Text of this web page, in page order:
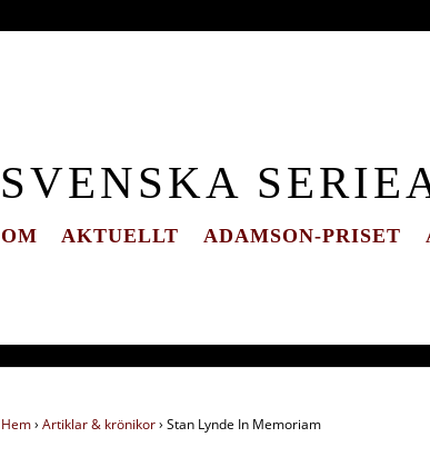
SVENSKA
OM AKTUELLT ADAMSON-PRISET
Hem› Artiklar & krönikor› Stan Lynde In Memoriam